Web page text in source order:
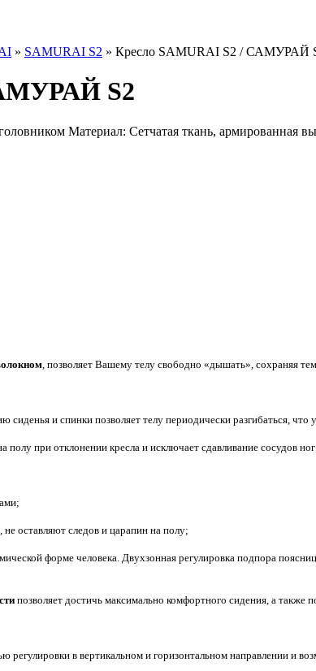
» SAMURAI S2 » Кресло SAMURAI S2 / САМУРАЙ
S2
Материал: Сетчатая ткань, армированная
, позволяет Вашему телу свободно «дышать», сохраняя
сиденья и спинки позволяет телу периодически разгибаться,
полу при отклонении кресла и исключает сдавливание сосудов
оставляют следов и царапин на полу;
форме человека. Двухзонная регулировка подпора
позволяет достичь максимально комфортного сидения, а также
регулировки в вертикальном и горизонтальном направлении и